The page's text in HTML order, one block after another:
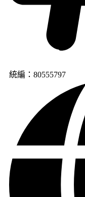
統編：80555797